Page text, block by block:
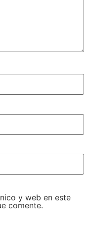
y web en este
comente.